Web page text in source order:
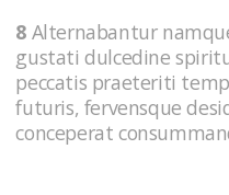
8 Alternabantur
gustati dulcedine
peccatis praeteriti
futuris, fervensque
conceperat